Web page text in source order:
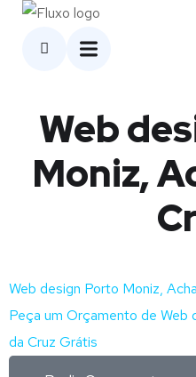
Web
Moniz,
Web design Porto Moniz,
Peça um Orçamento de Web
da Cruz Grátis